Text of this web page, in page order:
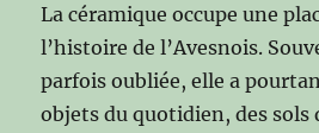
La céramique occupe une
l’histoire de l’Avesnois.
parfois oubliée, elle a
objets du quotidien, des sols